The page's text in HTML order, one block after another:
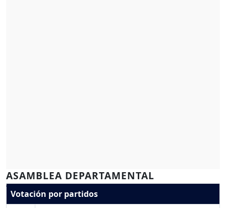
ASAMBLEA DEPARTAMENTAL
Votación por partidos